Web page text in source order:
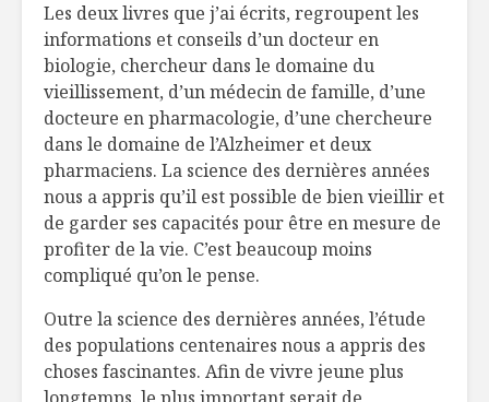
Les deux livres que j’ai écrits, regroupent les
informations et conseils d’un docteur en
biologie, chercheur dans le domaine du
vieillissement, d’un médecin de famille, d’une
docteure en pharmacologie, d’une chercheure
dans le domaine de l’Alzheimer et deux
pharmaciens. La science des dernières années
nous a appris qu’il est possible de bien vieillir et
de garder ses capacités pour être en mesure de
profiter de la vie. C’est beaucoup moins
compliqué qu’on le pense.
Outre la science des dernières années, l’étude
des populations centenaires nous a appris des
choses fascinantes. Afin de vivre jeune plus